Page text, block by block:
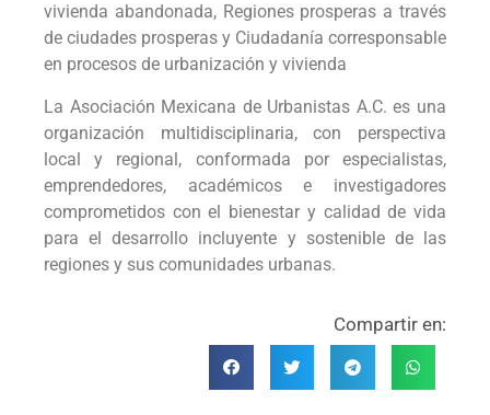
vivienda abandonada, Regiones prosperas a través
de ciudades prosperas y Ciudadanía corresponsable
en procesos de urbanización y vivienda
La Asociación Mexicana de Urbanistas A.C. es una
organización multidisciplinaria, con perspectiva
local y regional, conformada por especialistas,
emprendedores, académicos e investigadores
comprometidos con el bienestar y calidad de vida
para el desarrollo incluyente y sostenible de las
regiones y sus comunidades urbanas.
Compartir en: